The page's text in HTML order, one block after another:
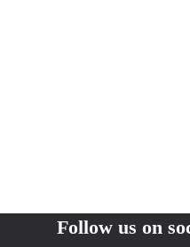
Follow us on